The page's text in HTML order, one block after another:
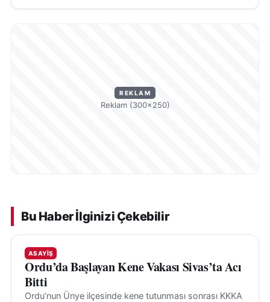
REKLAM
Reklam (300×250)
Bu Haber İlginizi Çekebilir
ASAYIŞ
Ordu’da Başlayan Kene Vakası Sivas’ta Acı
Bitti
Ordu’nun Ünye ilçesinde kene tutunması sonrası KKKA